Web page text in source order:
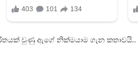
වුණු ඇගේ නික්මයාම ගැන කතාවයි..